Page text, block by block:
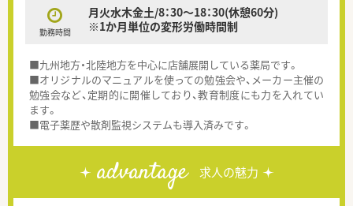
勤務時間
月火水木金土/8：30～18：30(休憩60分)
※1か月単位の変形労働時間制
■九州地方・北陸地方を中心に店舗展開している薬局です。
■オリジナルのマニュアルを使っての勉強会や、メーカー主催の
勉強会など、定期的に開催しており、教育制度にも力を入れてい
ます。
■電子薬歴や散剤監視システムも導入済みです。
advantage 求人の魅力